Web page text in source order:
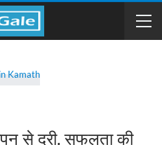
से दूरी, सफलता की